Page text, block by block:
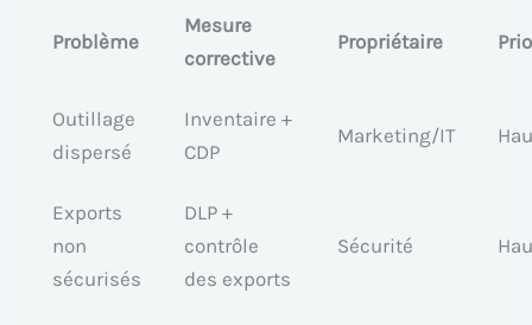
Problème
Mesure
corrective
Propriétaire
Outillage
dispersé
Inventaire +
CDP
Marketing/IT
Exports
non
sécurisés
DLP +
contrôle
des exports
Sécurité